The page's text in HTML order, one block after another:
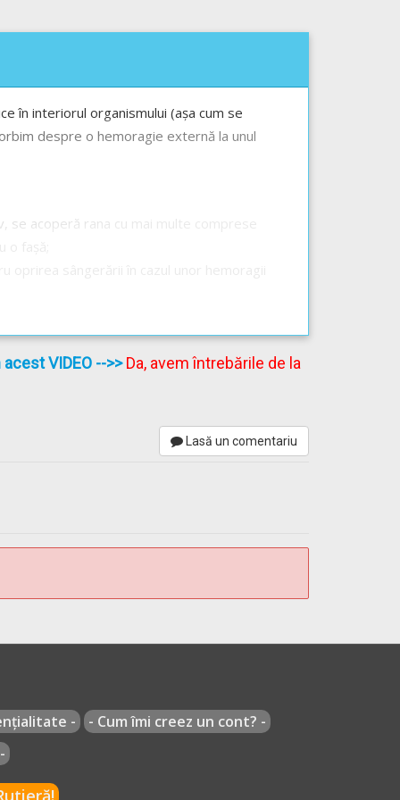
în interiorul organismului (așa cum se
despre o hemoragie externă la unul
acoperă rana cu mai multe comprese
fașă;
Deși în trecut se recomanda slăbirea
în prezent, deoarece poate agrava
VIDEO -->>Da, avem întrebările de la
Lasă un comentariu
-
- Cum îmi creez un cont? -